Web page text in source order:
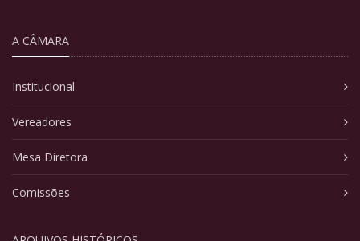
A CÂMARA
Institucional
Vereadores
Mesa Diretora
Comissões